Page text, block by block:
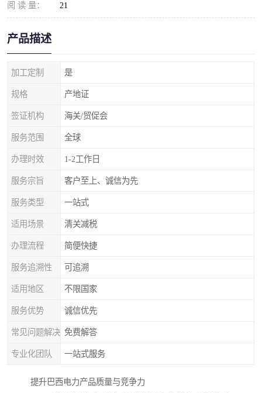
阅 读 量： 21
产品描述
加工定制 是
规格 产地证
签证机构 海关/贸促会
服务范围 全球
办理时效 1-2工作日
服务宗旨 客户至上、诚信为先
服务类型 一站式
适用场景 清关减税
办理流程 简便快捷
服务追溯性 可追溯
适用地区 不限国家
服务优势 诚信优先
常见问题解决 免费解答
专业化团队 一站式服务
提升巴西电力产品质量与竞争力